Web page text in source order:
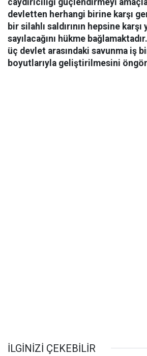
devletten herhangi birine karşı
bir silahlı saldırının hepsine karşı
sayılacağını hükme
üç devlet arasındaki savunma iş
boyutlarıyla geliştirilmesini